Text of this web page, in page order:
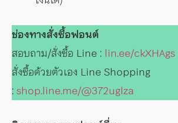
ช่องทางสั่งซื้อฟอนต์
สอบถาม/สั่งซื้อ Line : lin.ee/ckXHAgs
สั่งซื้อด้วยตัวเอง Line Shopping
:shop.line.me/@372uglza